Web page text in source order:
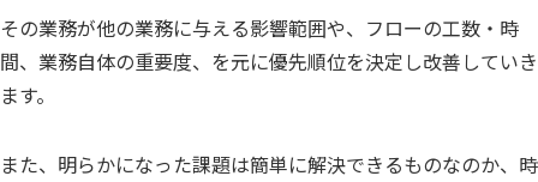
その業務が他の業務に与える影響範囲や、フローの工数・時
間、業務自体の重要度、を元に優先順位を決定し改善していき
ます。
また、明らかになった課題は簡単に解決できるものなのか、時